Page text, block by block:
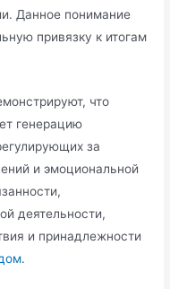
Данное понимание
привязку к итогам
что
генерацию
за
и эмоциональной
деятельности,
и принадлежности
.